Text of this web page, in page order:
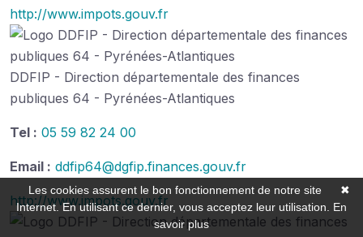
http://www.impots.gouv.fr
DDFIP - Direction départementale des finances
publiques 64 - Pyrénées-Atlantiques
Tel : 05 59 82 24 00
Email : ddfip64@dgfip.finances.gouv.fr
http://www.impots.gouv.fr
✖
Les cookies assurent le bon fonctionnement de notre site
Internet. En utilisant ce dernier, vous acceptez leur utilisation. En
savoir plus